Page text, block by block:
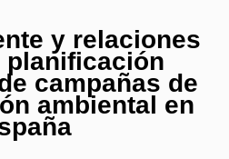
y relaciones
planificación
campañas de
ambiental en